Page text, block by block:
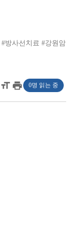
#방사선치료 #강원암
format_sizeprint 0명 읽는 중